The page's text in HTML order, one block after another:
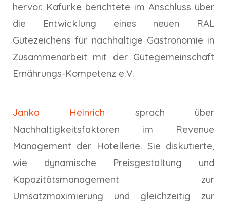
hervor. Kafurke berichtete im Anschluss über
die Entwicklung eines neuen RAL
Gütezeichens für nachhaltige Gastronomie in
Zusammenarbeit mit der Gütegemeinschaft
Ernährungs-Kompetenz e.V.
Janka Heinrich sprach über
Nachhaltigkeitsfaktoren im Revenue
Management der Hotellerie. Sie diskutierte,
wie dynamische Preisgestaltung und
Kapazitätsmanagement zur
Umsatzmaximierung und gleichzeitig zur